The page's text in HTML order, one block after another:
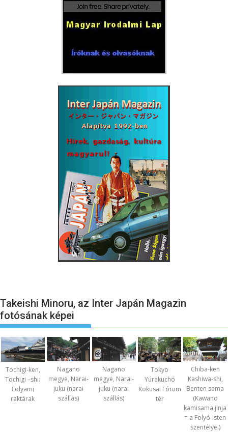
Takeishi Minoru, az Inter Japán Magazin
fotósának képei
Tochigi-ken,
Tochigi –shi:
Folyami
raktárak
Nagano
megye, Narai-
juku (narai
szállás)
Nagano
megye, Narai-
juku (narai
szállás)
Tokyo
Yúrakuchó
Kokusai Fórum
tér
Chiba-ken
Kashiwa-shi,
Benten sama
(Kawano
kamisama jinja
= a Folyó-Isten
szentélye.)